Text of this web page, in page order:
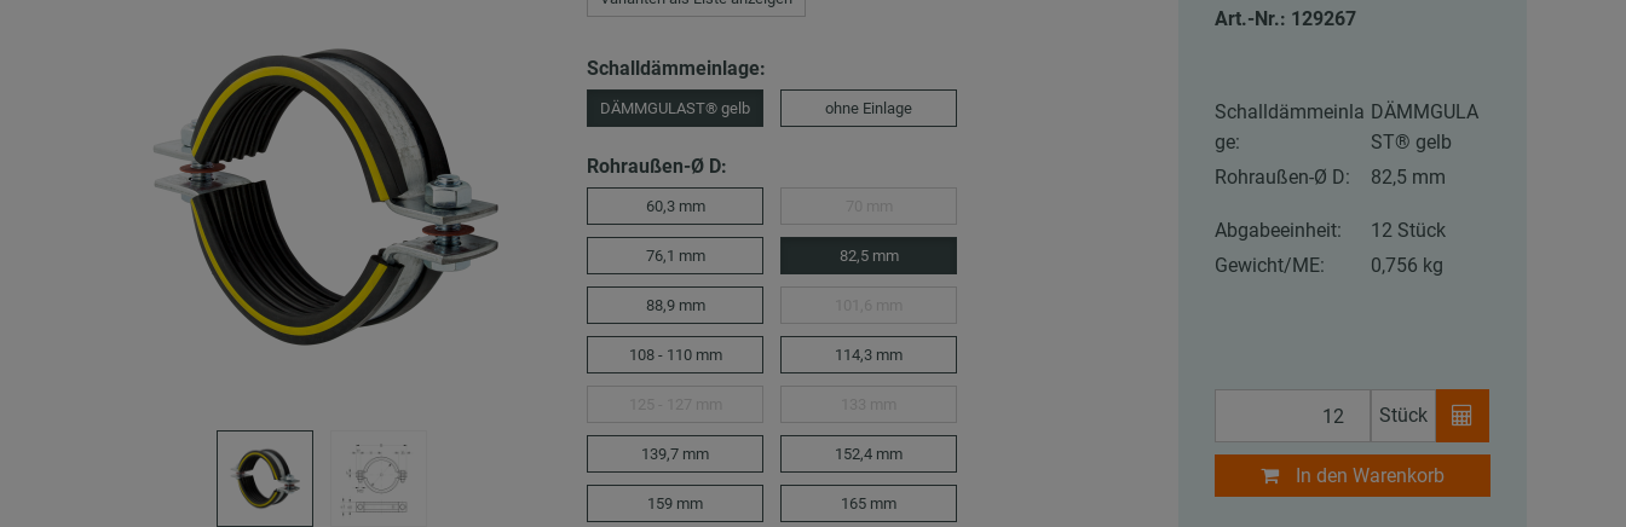
Schalldämmeinlage:
DÄMMGULAST® gelb ohne Einlage
Rohraußen-Ø D:
60,3 mm
76,1 mm 82,5 mm
88,9 mm
108 - 110 mm 114,3 mm
139,7 mm 152,4 mm
159 mm 165 mm
Art.-Nr.: 129267
Schalldämmeinla
ge:
DÄMMGULA
ST® gelb
Rohraußen-Ø D:
82,5 mm
Abgabeeinheit:
12 Stück
Gewicht/ME:
0,756 kg
Stück
In den Warenkorb